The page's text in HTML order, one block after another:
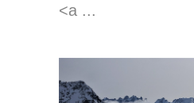
<a